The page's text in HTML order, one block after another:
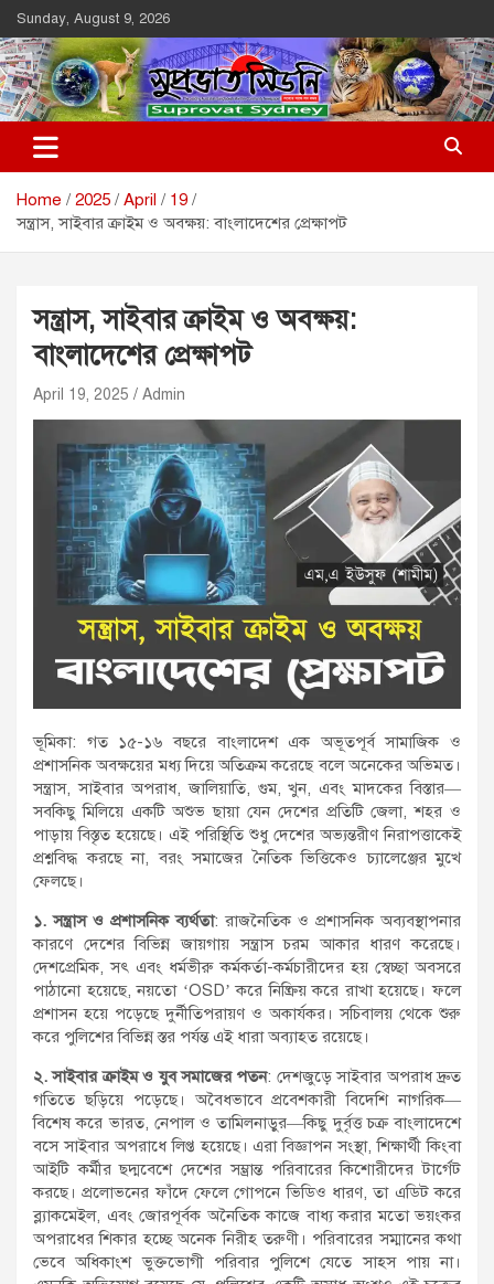
Skip
to
content
Sunday, August 9, 2026
Suprovat Sydney
The Leading Bangladesh Community Newspaper In Australia
Home 2025 April
19
সন্ত্রাস, সাইবার ক্রাইম ও অবক্ষয়: বাংলাদেশের প্রেক্ষাপট
সন্ত্রাস, সাইবার ক্রাইম ও অবক্ষয়:
বাংলাদেশের প্রেক্ষাপট
April 19, 2025 Admin
ভূমিকা: গত ১৫-১৬ বছরে বাংলাদেশ এক অভূতপূর্ব সামাজিক ও
প্রশাসনিক অবক্ষয়ের মধ্য দিয়ে অতিক্রম করেছে বলে অনেকের অভিমত।
সন্ত্রাস, সাইবার অপরাধ, জালিয়াতি, গুম, খুন, এবং মাদকের বিস্তার—
সবকিছু মিলিয়ে একটি অশুভ ছায়া যেন দেশের প্রতিটি জেলা, শহর ও
পাড়ায় বিস্তৃত হয়েছে। এই পরিস্থিতি শুধু দেশের অভ্যন্তরীণ নিরাপত্তাকেই
প্রশ্নবিদ্ধ করছে না, বরং সমাজের নৈতিক ভিত্তিকেও চ্যালেঞ্জের মুখে
ফেলছে।
১. সন্ত্রাস ও প্রশাসনিক ব্যর্থতা: রাজনৈতিক ও প্রশাসনিক অব্যবস্থাপনার
কারণে দেশের বিভিন্ন জায়গায় সন্ত্রাস চরম আকার ধারণ করেছে।
দেশপ্রেমিক, সৎ এবং ধর্মভীরু কর্মকর্তা-কর্মচারীদের হয় স্বেচ্ছা অবসরে
পাঠানো হয়েছে, নয়তো ‘OSD’ করে নিষ্ক্রিয় করে রাখা হয়েছে। ফলে
প্রশাসন হয়ে পড়েছে দুর্নীতিপরায়ণ ও অকার্যকর। সচিবালয় থেকে শুরু
করে পুলিশের বিভিন্ন স্তর পর্যন্ত এই ধারা অব্যাহত রয়েছে।
২. সাইবার ক্রাইম ও যুব সমাজের পতন: দেশজুড়ে সাইবার অপরাধ দ্রুত
গতিতে ছড়িয়ে পড়েছে। অবৈধভাবে প্রবেশকারী বিদেশি নাগরিক—
বিশেষ করে ভারত, নেপাল ও তামিলনাড়ুর—কিছু দুর্বৃত্ত চক্র বাংলাদেশে
বসে সাইবার অপরাধে লিপ্ত হয়েছে। এরা বিজ্ঞাপন সংস্থা, শিক্ষার্থী কিংবা
আইটি কর্মীর ছদ্মবেশে দেশের সম্ভ্রান্ত পরিবারের কিশোরীদের টার্গেট
করছে। প্রলোভনের ফাঁদে ফেলে গোপনে ভিডিও ধারণ, তা এডিট করে
ব্ল্যাকমেইল, এবং জোরপূর্বক অনৈতিক কাজে বাধ্য করার মতো ভয়ংকর
অপরাধের শিকার হচ্ছে অনেক নিরীহ তরুণী। পরিবারের সম্মানের কথা
ভেবে অধিকাংশ ভুক্তভোগী পরিবার পুলিশে যেতে সাহস পায় না।